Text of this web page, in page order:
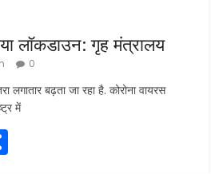
लॉकडाउन: गृह मंत्रालय
0
बढ़ता जा रहा है. कोरोना वायरस
में